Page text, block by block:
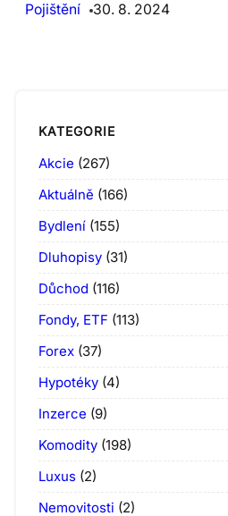
Pojištění
30. 8. 2024
KATEGORIE
Akcie (267)
Aktuálně (166)
Bydlení (155)
Dluhopisy (31)
Důchod (116)
Fondy, ETF (113)
Forex (37)
Hypotéky (4)
Inzerce (9)
Komodity (198)
Luxus (2)
Nemovitosti (2)